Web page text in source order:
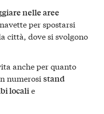
nelle aree
per spostarsi
città, dove si svolgono
anche per quanto
numerosi stand
localie